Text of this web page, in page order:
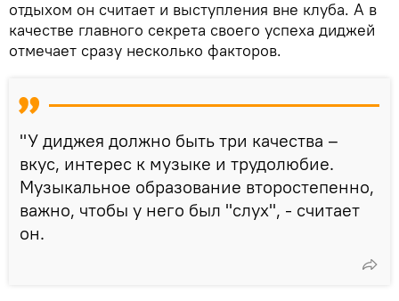
отдыхом он считает и выступления вне клуба. А в
качестве главного секрета своего успеха диджей
отмечает сразу несколько факторов.
"У диджея должно быть три качества –
вкус, интерес к музыке и трудолюбие.
Музыкальное образование второстепенно,
важно, чтобы у него был "слух", - считает
он.